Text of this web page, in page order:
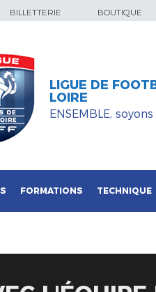
BILLETTERIE BOUTIQUE
LIGUE DE
LOIRE
ENSEMBLE,
FORMATIONS TECHNIQUE